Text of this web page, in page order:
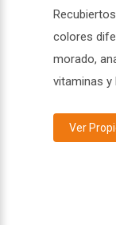
colores
morado,
vitaminas y
Ver